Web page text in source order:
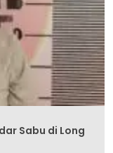
Sabu di Long